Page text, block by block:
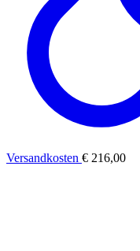
Versandkosten € 216,00